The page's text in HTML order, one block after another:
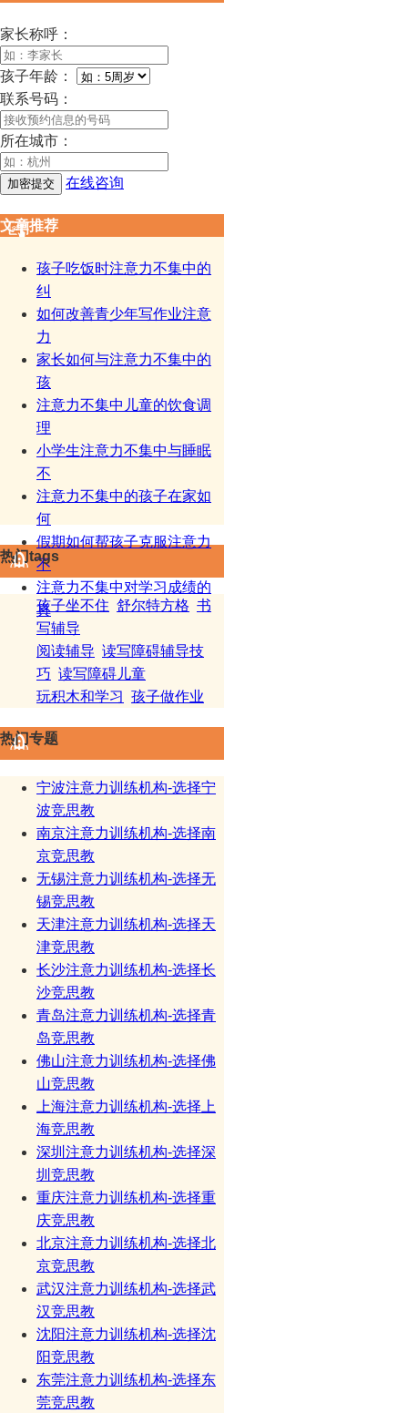
家长称呼：
孩子年龄：
联系号码：
所在城市：
在线咨询
文章推荐
孩子吃饭时注意力不集中的
纠
如何改善青少年写作业注意
力
家长如何与注意力不集中的
孩
注意力不集中儿童的饮食调
理
小学生注意力不集中与睡眠
不
注意力不集中的孩子在家如
何
假期如何帮孩子克服注意力
不
注意力不集中对学习成绩的
真
热门tags
孩子坐不住 舒尔特方格 书
写辅导
阅读辅导 读写障碍辅导技
巧 读写障碍儿童
玩积木和学习 孩子做作业
热门专题
宁波注意力训练机构-选择宁
波竞思教
南京注意力训练机构-选择南
京竞思教
无锡注意力训练机构-选择无
锡竞思教
天津注意力训练机构-选择天
津竞思教
长沙注意力训练机构-选择长
沙竞思教
青岛注意力训练机构-选择青
岛竞思教
佛山注意力训练机构-选择佛
山竞思教
上海注意力训练机构-选择上
海竞思教
深圳注意力训练机构-选择深
圳竞思教
重庆注意力训练机构-选择重
庆竞思教
北京注意力训练机构-选择北
京竞思教
武汉注意力训练机构-选择武
汉竞思教
沈阳注意力训练机构-选择沈
阳竞思教
东莞注意力训练机构-选择东
莞竞思教